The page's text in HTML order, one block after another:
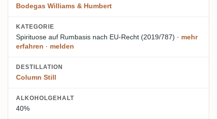
Bodegas Williams & Humbert
KATEGORIE
Spirituose auf Rumbasis nach EU-Recht (2019/787) · mehr
erfahren · melden
DESTILLATION
Column Still
ALKOHOLGEHALT
40%